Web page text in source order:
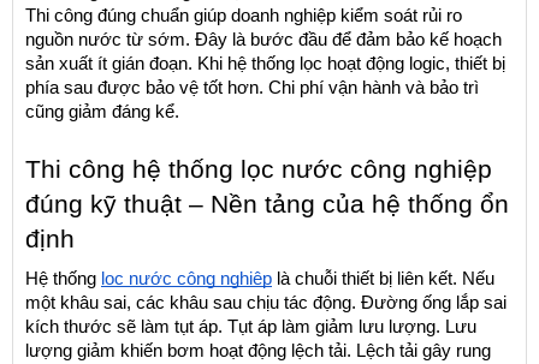
Thi công đúng chuẩn giúp doanh nghiệp kiểm soát rủi ro
nguồn nước từ sớm. Đây là bước đầu để đảm bảo kế hoạch
sản xuất ít gián đoạn. Khi hệ thống lọc hoạt động logic, thiết bị
phía sau được bảo vệ tốt hơn. Chi phí vận hành và bảo trì
cũng giảm đáng kể.
Thi công hệ thống lọc nước công nghiệp
đúng kỹ thuật – Nền tảng của hệ thống ổn
định
Hệ thống lọc nước công nghiệp là chuỗi thiết bị liên kết. Nếu
một khâu sai, các khâu sau chịu tác động. Đường ống lắp sai
kích thước sẽ làm tụt áp. Tụt áp làm giảm lưu lượng. Lưu
lượng giảm khiến bơm hoạt động lệch tải. Lệch tải gây rung